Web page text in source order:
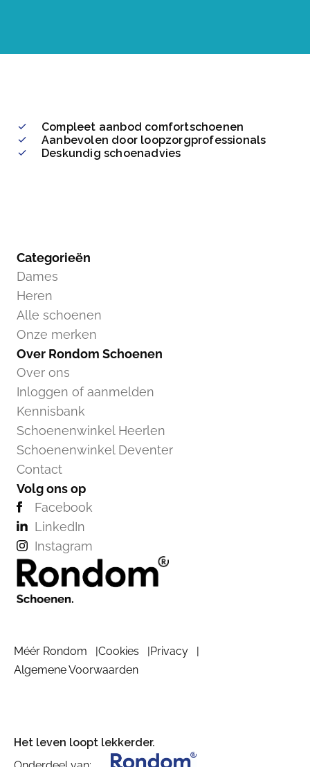
Compleet aanbod comfortschoenen
Aanbevolen door loopzorgprofessionals
Deskundig schoenadvies
Categorieën
Dames
Heren
Alle schoenen
Onze merken
Over Rondom Schoenen
Over ons
Inloggen of aanmelden
Kennisbank
Schoenenwinkel Heerlen
Schoenenwinkel Deventer
Contact
Volg ons op
Facebook
LinkedIn
Instagram
Méér Rondom Cookies
Privacy
Algemene Voorwaarden
Het leven loopt lekkerder.